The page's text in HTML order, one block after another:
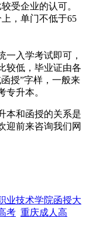
受企业的认可。
，单门不低于65
一入学考试即可，
较低，毕业证由各
授”字样，一般来
专升本。
本和函授的关系是
迎前来咨询我们网
业技术学院函授大
考 重庆成人高